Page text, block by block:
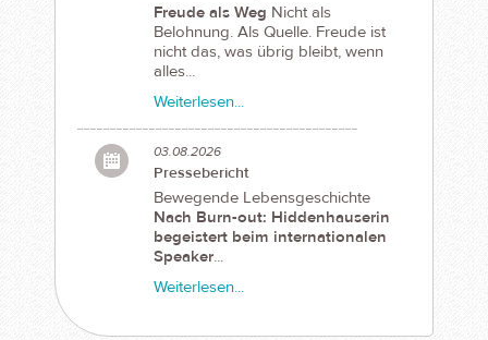
Freude als Weg Nicht als
Belohnung. Als Quelle. Freude ist
nicht das, was übrig bleibt, wenn
alles...
Weiterlesen...
Pressebericht
03.08.2026
Bewegende Lebensgeschichte
Nach Burn-out: Hiddenhauserin
begeistert beim internationalen
Speaker...
Weiterlesen...